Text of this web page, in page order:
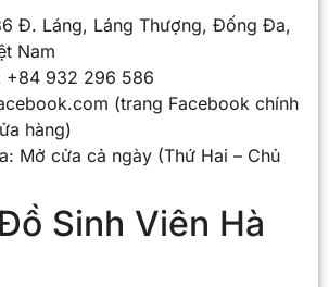
Đ. Láng, Láng Thượng, Đống Đa,
Nam
+84 932 296 586
(trang Facebook chính
hàng)
Mở cửa cả ngày (Thứ Hai – Chủ
Sinh Viên Hà